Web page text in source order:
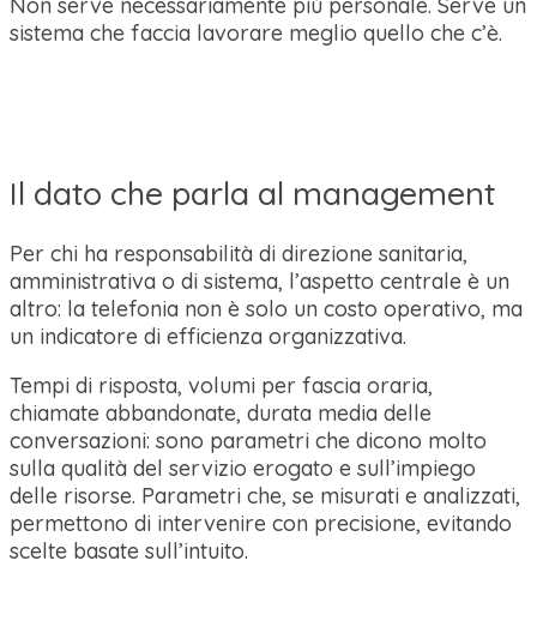
Non serve necessariamente più personale. Serve un
sistema che faccia lavorare meglio quello che c’è.
Il dato che parla al management
Per chi ha responsabilità di direzione sanitaria,
amministrativa o di sistema, l’aspetto centrale è un
altro: la telefonia non è solo un costo operativo, ma
un indicatore di efficienza organizzativa.
Tempi di risposta, volumi per fascia oraria,
chiamate abbandonate, durata media delle
conversazioni: sono parametri che dicono molto
sulla qualità del servizio erogato e sull’impiego
delle risorse. Parametri che, se misurati e analizzati,
permettono di intervenire con precisione, evitando
scelte basate sull’intuito.